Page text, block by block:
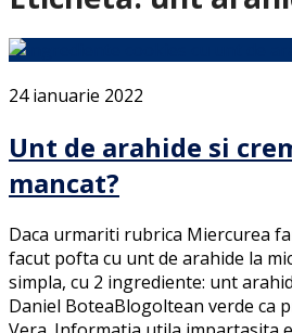
24 ianuarie 2022
Unt de arahide si
mancat?
Daca urmariti rubrica Miercurea
facut pofta cu unt de arahide la
simpla, cu 2 ingrediente: unt
Daniel BoteaBlogoltean verde ca